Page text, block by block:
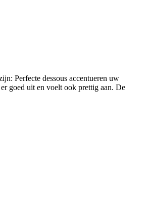
Perfecte dessous accentueren uw
goed uit en voelt ook prettig aan. De